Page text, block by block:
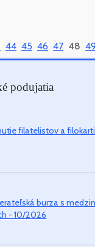
44 45 46 47 48
podujatia
filatelistov a
burza s
- 10/2026